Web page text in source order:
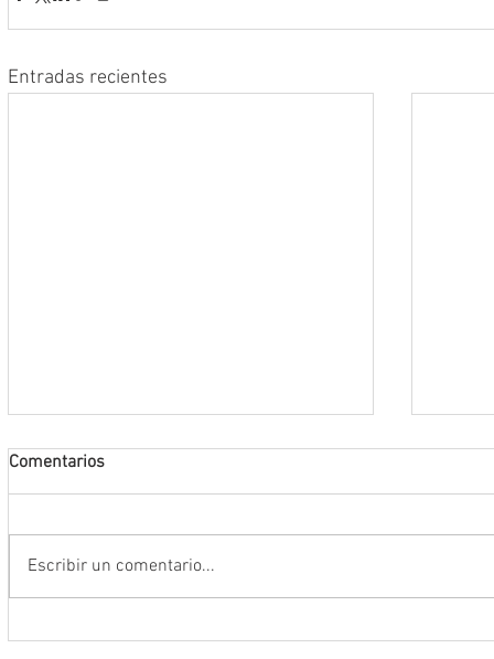
Entradas recientes
Comentarios
Escribir un comentario...